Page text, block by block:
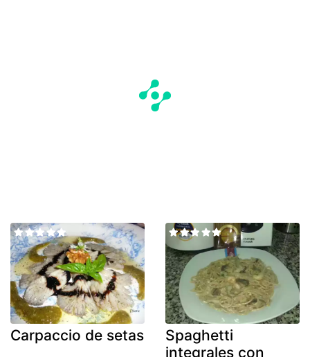
Carpaccio de setas
Spaghetti
integrales con